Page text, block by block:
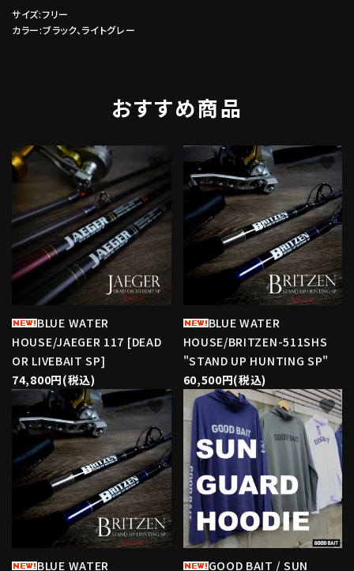
サイズ:フリー
カラー:ブラック、ライトグレー
おすすめ商品
BLUE WATER
HOUSE/JAEGER 117 [DEAD
OR LIVEBAIT SP]
74,800円(税込)
favorite
BLUE WATER
HOUSE/BRITZEN-511SHS
"STAND UP HUNTING SP"
60,500円(税込)
favorite
BLUE WATER
favorite
GOOD BAIT / SUN
favorite